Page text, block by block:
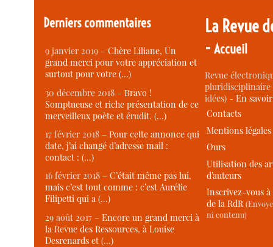
Derniers commentaires
9 janvier 2019 –Chère Liliane, Un
grand merci pour votre appréciation et
surtout pour votre (…)
30 décembre 2018 –Bravo !
Somptueuse et riche présentation de ce
merveilleux poète et érudit. (…)
17 février 2018 –Pour cette annonce qui
date, j’ai changé d’adresse mail :
contact : (…)
16 février 2018 –C’était même pas lui,
mais c’est tout comme : c’est Aurélie
Filipetti qui a (…)
29 août 2017 –Encore un grand merci à
la Revue des Ressources, à Louise
Desrenards et (…)
La Revue
-Accueil
Revue
idées) -En
Contacts
Mentions légales
Ours
Utilisation des
d’auteurs
Inscrivez-vous
de la RdR
ni contenu)